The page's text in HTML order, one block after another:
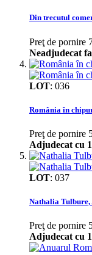
Din trecutul
Preţ de pornire
Neadjudecat
LOT: 036
România în
Preţ de pornire
Adjudecat cu
LOT: 037
Nathalia
Preţ de pornire
Adjudecat cu